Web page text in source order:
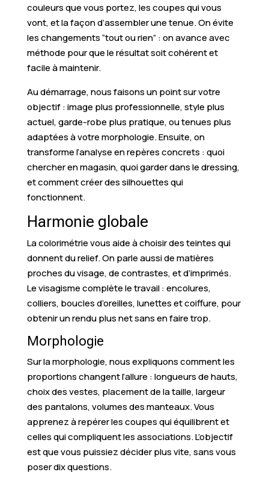
couleurs que vous portez, les coupes qui vous
vont, et la façon d’assembler une tenue. On évite
les changements “tout ou rien” : on avance avec
méthode pour que le résultat soit cohérent et
facile à maintenir.
Au démarrage, nous faisons un point sur votre
objectif : image plus professionnelle, style plus
actuel, garde-robe plus pratique, ou tenues plus
adaptées à votre morphologie. Ensuite, on
transforme l’analyse en repères concrets : quoi
chercher en magasin, quoi garder dans le dressing,
et comment créer des silhouettes qui
fonctionnent.
Harmonie globale
La colorimétrie vous aide à choisir des teintes qui
donnent du relief. On parle aussi de matières
proches du visage, de contrastes, et d’imprimés.
Le visagisme complète le travail : encolures,
colliers, boucles d’oreilles, lunettes et coiffure, pour
obtenir un rendu plus net sans en faire trop.
Morphologie
Sur la morphologie, nous expliquons comment les
proportions changent l’allure : longueurs de hauts,
choix des vestes, placement de la taille, largeur
des pantalons, volumes des manteaux. Vous
apprenez à repérer les coupes qui équilibrent et
celles qui compliquent les associations. L’objectif
est que vous puissiez décider plus vite, sans vous
poser dix questions.